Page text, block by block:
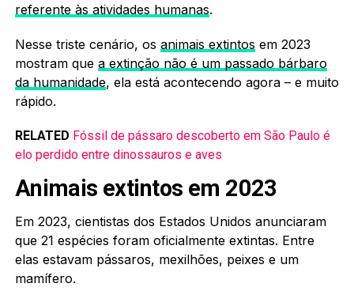
referente às atividades humanas.
Nesse triste cenário, os animais extintos em 2023
mostram que a extinção não é um passado bárbaro
da humanidade, ela está acontecendo agora – e muito
rápido.
RELATED Fóssil de pássaro descoberto em São Paulo é
elo perdido entre dinossauros e aves
Animais extintos em 2023
Em 2023, cientistas dos Estados Unidos anunciaram
que 21 espécies foram oficialmente extintas. Entre
elas estavam pássaros, mexilhões, peixes e um
mamífero.